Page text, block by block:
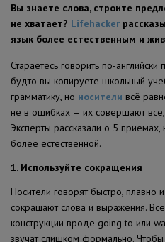
Вы знаете слова, строите
не хватает? Lifehacker
язык более естественным и
Стараетесь говорить по-английски
будто вы копируете школьный
грамматику, но носители всё
не в ошибках — их совершают все,
Эксперты рассказали о 5
более естественной.
1. Используйте сокращения
Носители говорят быстро, плавно
сокращают слова и выражения.
конструкции вроде going to или
звучат слишком формально. Чтобы